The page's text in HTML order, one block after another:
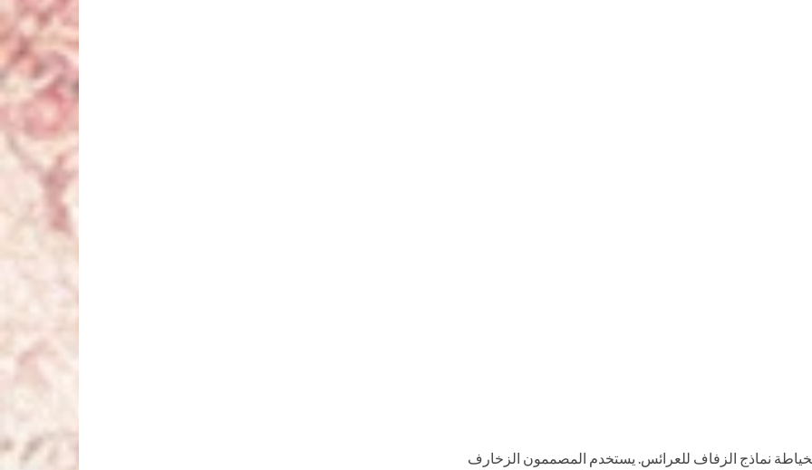
نماذج الزفاف للعرائس. يستخدم المصممون الزخارف